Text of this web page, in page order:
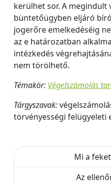
kerülhet sor. A megindult
büntetőügyben eljáró
jogerőre emelkedéséig
az e határozatban
intézkedés
nem törölhető.
Témakör: Végelszámolás
Tárgyszavak:
törvényességi felügyeleti
Mi a
Az